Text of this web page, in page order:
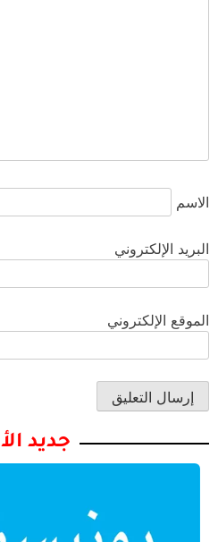
الاسم
البريد الإلكتروني
الموقع الإلكتروني
جديد